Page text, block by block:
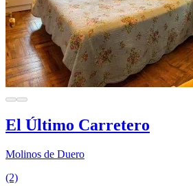
El Último Carretero
Molinos de Duero
(2)